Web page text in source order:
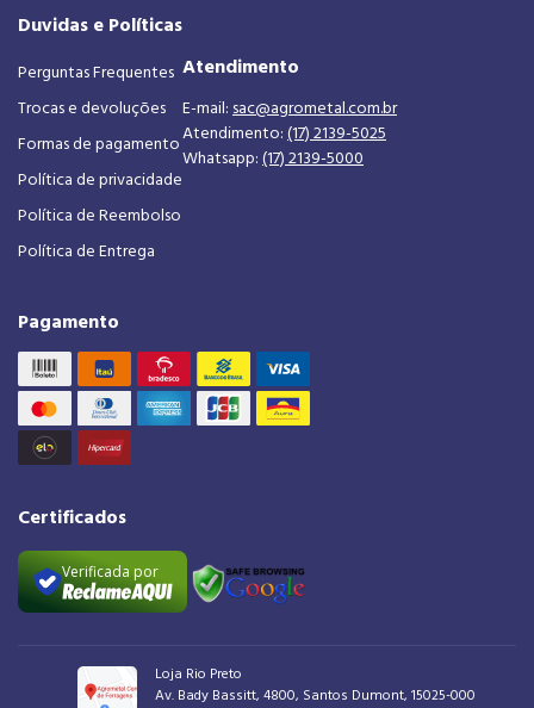
Duvidas e Políticas
Perguntas Frequentes
Trocas e devoluções
Formas de pagamento
Política de privacidade
Política de Reembolso
Política de Entrega
Atendimento
E-mail: sac@agrometal.com.br
Atendimento: (17) 2139-5025
Whatsapp: (17) 2139-5000
Pagamento
Certificados
Verificada por
Loja Rio Preto
Av. Bady Bassitt, 4800, Santos Dumont, 15025-000